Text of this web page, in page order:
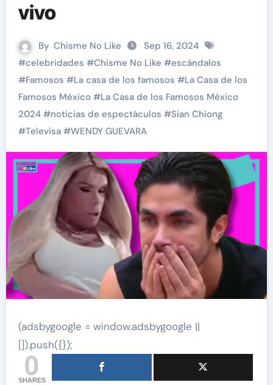
vivo
By Chisme No Like
Sep 16, 2024
#celebridades #Chisme No Like #escándalos
#Famosos #La casa de los famosos #La Casa de los
Famosos México#La Casa de los Famosos México
2024#noticias de espectáculos #Sian Chiong
#Televisa#WENDY GUEVARA
(adsbygoogle = window.adsbygoogle ||
[]).push({});
0
SHARES